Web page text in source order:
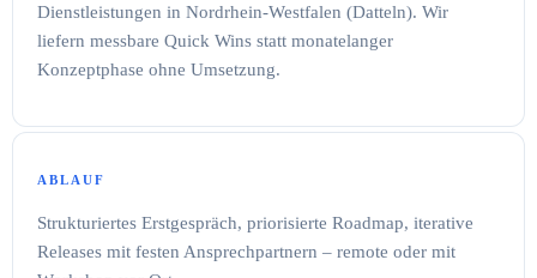
Dienstleistungen in Nordrhein-Westfalen (Datteln). Wir
liefern messbare Quick Wins statt monatelanger
Konzeptphase ohne Umsetzung.
ABLAUF
Strukturiertes Erstgespräch, priorisierte Roadmap, iterative
Releases mit festen Ansprechpartnern – remote oder mit